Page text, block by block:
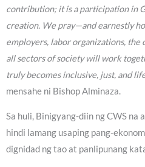
contribution; it is a participation in
creation. We pray—and earnestly
employers, labor organizations, the
all sectors of society will work
truly becomes inclusive, just, and
mensahe ni Bishop Alminaza.
Sa huli, Binigyang-diin ng CWS na
hindi lamang usaping pang-
dignidad ng tao at panlipunang